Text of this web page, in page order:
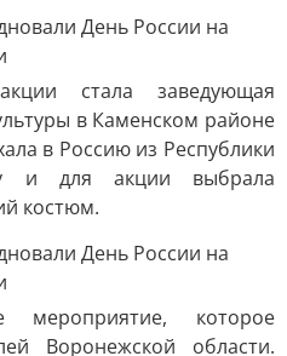
стала заведующая
в Каменском районе
в Россию из Республики
и для акции выбрала
костюм.
мероприятие, которое
Воронежской области.